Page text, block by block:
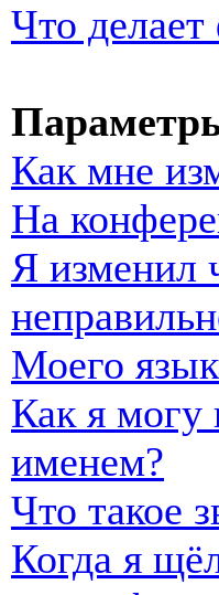
Что
Как мне
На
Я изменил
Моего
Как я могу
именем?
Что такое
Когда я